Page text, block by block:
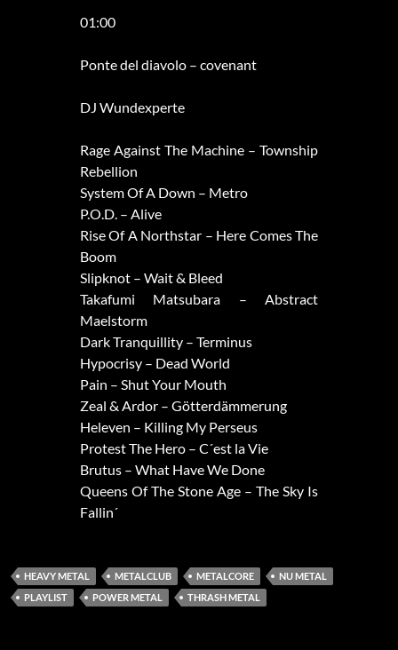
01:00
Ponte del diavolo – covenant
DJ Wundexperte
Rage Against The Machine – Township
Rebellion
System Of A Down – Metro
P.O.D. – Alive
Rise Of A Northstar – Here Comes The
Boom
Slipknot – Wait & Bleed
Takafumi Matsubara – Abstract
Maelstorm
Dark Tranquillity – Terminus
Hypocrisy – Dead World
Pain – Shut Your Mouth
Zeal & Ardor – Götterdämmerung
Heleven – Killing My Perseus
Protest The Hero – C´est la Vie
Brutus – What Have We Done
Queens Of The Stone Age – The Sky Is
Fallin´
HEAVY METAL METALCLUB METALCORE
NU METAL
PLAYLIST
POWER METAL THRASH METAL